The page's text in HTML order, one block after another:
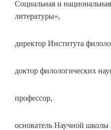
Социальная и
литературы»,
директор Института
доктор филологических
профессор,
основатель Научной